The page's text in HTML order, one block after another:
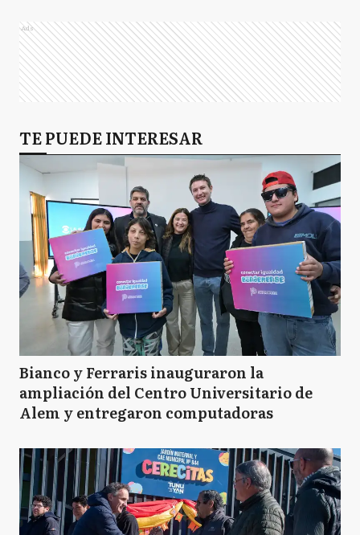
Ads
TE PUEDE INTERESAR
Bianco y Ferraris inauguraron la
ampliación del Centro Universitario de
Alem y entregaron computadoras